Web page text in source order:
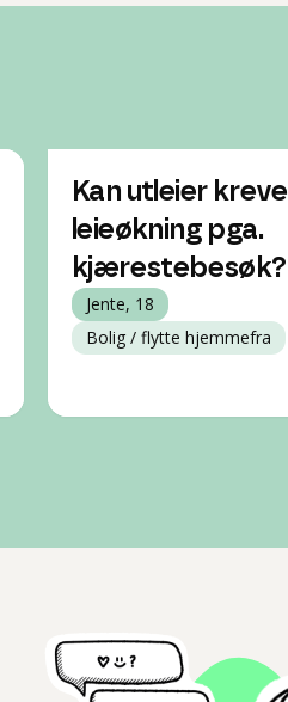
Kan utleier kreve
leieøkning pga.
kjærestebesøk?
Jente, 18
Bolig / flytte hjemmefra